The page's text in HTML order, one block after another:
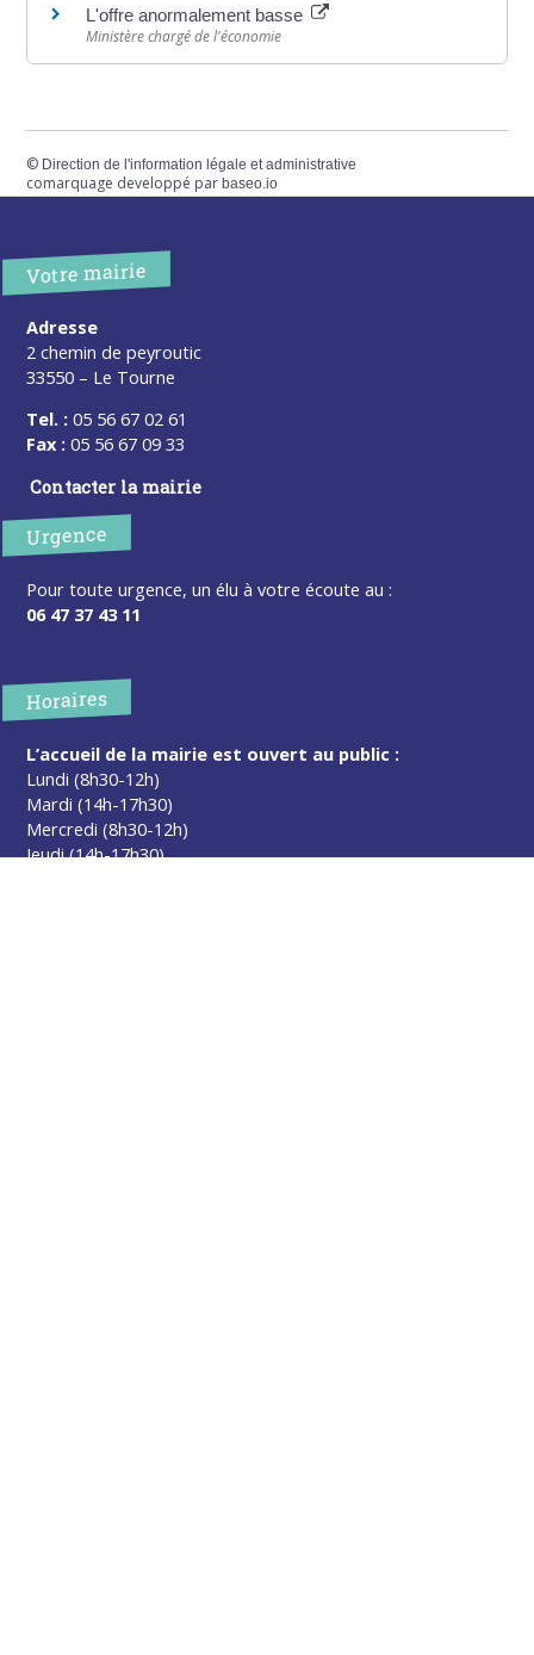
L'offre anormalement basse
Ministère chargé de l'économie
© Direction de l'information légale et administrative
comarquage developpé parbaseo.io
Votre mairie
Adresse
2 chemin de peyroutic
33550 – Le Tourne
Tel. : 05 56 67 02 61
Fax : 05 56 67 09 33
Contacter la mairie
Urgence
Pour toute urgence, un élu à votre écoute au :
06 47 37 43 11
Horaires
L’accueil de la mairie est ouvert au public :
Lundi (8h30-12h)
Mardi (14h-17h30)
Mercredi (8h30-12h)
Jeudi (14h-17h30)